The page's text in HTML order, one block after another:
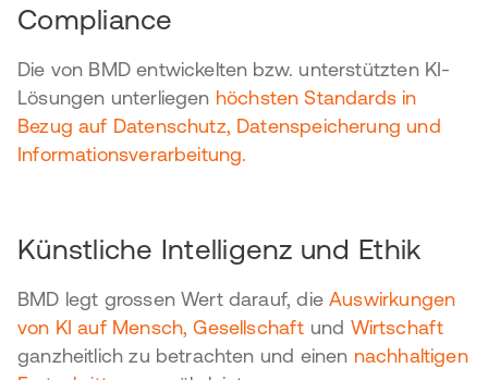
Compliance
Die von BMD entwickelten bzw. unterstützten KI-
Lösungen unterliegen höchsten Standards in
Bezug auf Datenschutz, Datenspeicherung und
Informationsverarbeitung.
Künstliche Intelligenz und Ethik
BMD legt grossen Wert darauf, dieAuswirkungen
von KI auf Mensch, Gesellschaft und Wirtschaft
ganzheitlich zu betrachten und einen nachhaltigen